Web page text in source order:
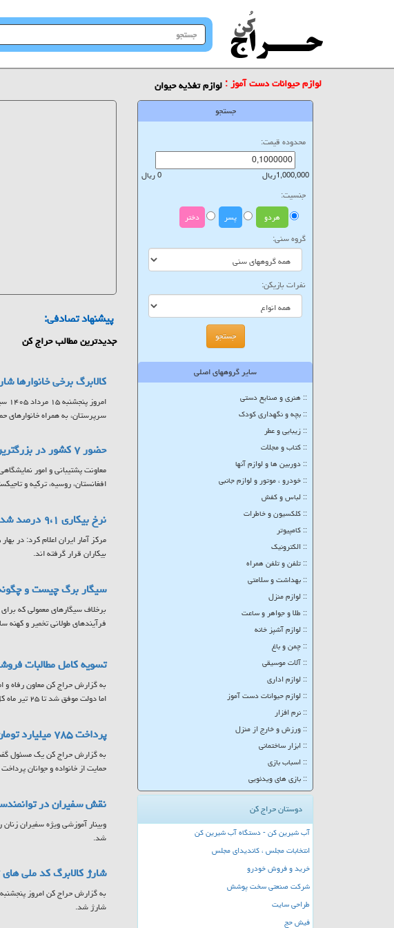
جستجو
در
لوازم حیوانات دست آموز :لوازم تغذیه حیوان
جستجو
محدوده قیمت:
1,000,000ریال 0 ریال
جنسیت:
هردو پسر دختر
گروه سنی:
نفرات بازیکن:
سایر گروههای اصلی
:: هنری و صنایع دستی
:: بچه و نگهداری کودک
:: زیبایی و عطر
:: کتاب و مجلات
:: دوربین ها و لوازم آنها
:: خودرو ، موتور و لوازم جانبی
:: لباس و کفش
:: کلکسیون و خاطرات
:: کامپیوتر
:: الکترونیک
:: تلفن و تلفن همراه
:: بهداشت و سلامتی
:: لوازم منزل
:: طلا و جواهر و ساعت
:: لوازم آشپز خانه
:: چمن و باغ
:: آلات موسیقی
:: لوازم اداری
:: لوازم حیوانات دست آموز
:: نرم افزار
:: ورزش و خارج از منزل
:: ابزار ساختمانی
:: اسباب بازی
:: بازی های ویدئویی
دوستان حراج کن
آب شیرین کن - دستگاه آب شیرین کن
انتخابات مجلس ، کاندیدای مجلس
خرید و فروش خودرو
شرکت صنعتی سخت پوشش
طراحی سایت
فیش حج
پیشنهاد تصادفی:
جدیدترین مطالب حراج کن
کالابرگ برخی خانوارها
سرپرستان، به همراه خانوارهای
حضور ۷ کشور در بزرگترین پلتفرم تبادلات تجاری حوزه ساخت وساز
افغانستان، روسیه، ترکیه و
نرخ بیکاری ۹،۱ درصد شد
بیکاران قرار گرفته اند.
سیگار برگ چیست و
برخلاف سیگارهای معمولی که
فرآیندهای طولانی تخمیر و کهنه
تسویه کامل مطالبات
به گزارش حراج کن معاون رفاه و
اما دولت موفق شد تا ۲۵ تیر ماه کل مطالبات کالابرگ خرداد را تسویه کند.
پرداخت ۷۸۵ میلیارد تومان به مادران مشمول کارت امید مهر
حمایت از خانواده و جوانان
نقش سفیران در
وبینار آموزشی ویژه سفیران
شد.
شارژ کالابرگ کد ملی های ۷، ۸ و ۹
شارژ شد.